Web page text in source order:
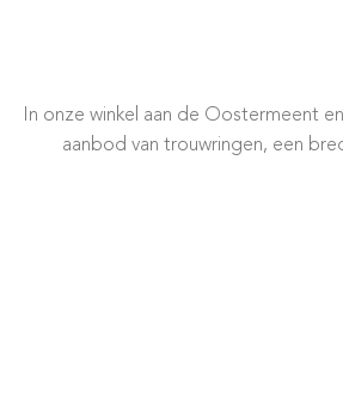
In onze winkel aan de Oostermeent
aanbod van trouwringen, een